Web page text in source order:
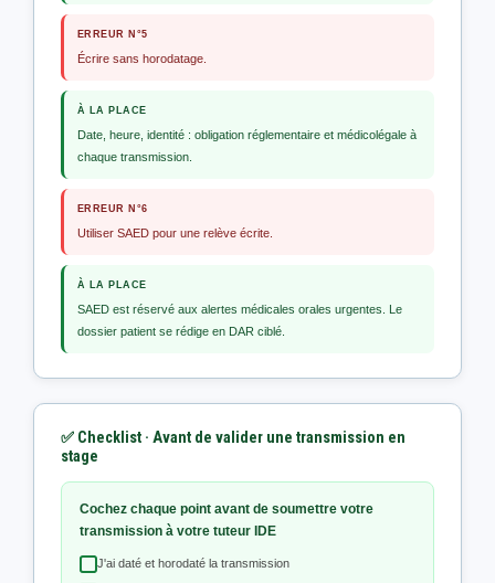
ERREUR N°5
Écrire sans horodatage.
À LA PLACE
Date, heure, identité : obligation réglementaire et médicolégale à
chaque transmission.
ERREUR N°6
Utiliser SAED pour une relève écrite.
À LA PLACE
SAED est réservé aux alertes médicales orales urgentes. Le
dossier patient se rédige en DAR ciblé.
✅ Checklist · Avant de valider une transmission en
stage
Cochez chaque point avant de soumettre votre
transmission à votre tuteur IDE
J'ai daté et horodaté la transmission